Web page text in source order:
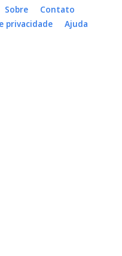
Sobre
Contato
privacidade Ajuda